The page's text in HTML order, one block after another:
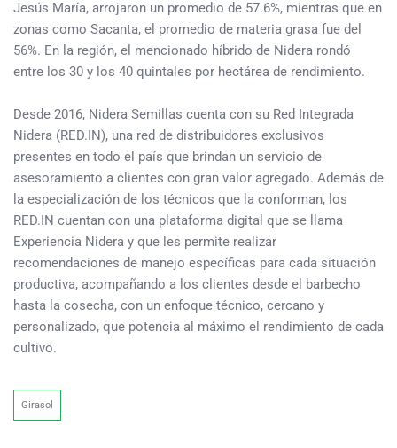
Jesús María, arrojaron un promedio de 57.6%, mientras que en
zonas como Sacanta, el promedio de materia grasa fue del
56%. En la región, el mencionado híbrido de Nidera rondó
entre los 30 y los 40 quintales por hectárea de rendimiento.
Desde 2016, Nidera Semillas cuenta con su Red Integrada
Nidera (RED.IN), una red de distribuidores exclusivos
presentes en todo el país que brindan un servicio de
asesoramiento a clientes con gran valor agregado. Además de
la especialización de los técnicos que la conforman, los
RED.IN cuentan con una plataforma digital que se llama
Experiencia Nidera y que les permite realizar
recomendaciones de manejo específicas para cada situación
productiva, acompañando a los clientes desde el barbecho
hasta la cosecha, con un enfoque técnico, cercano y
personalizado, que potencia al máximo el rendimiento de cada
cultivo.
Girasol